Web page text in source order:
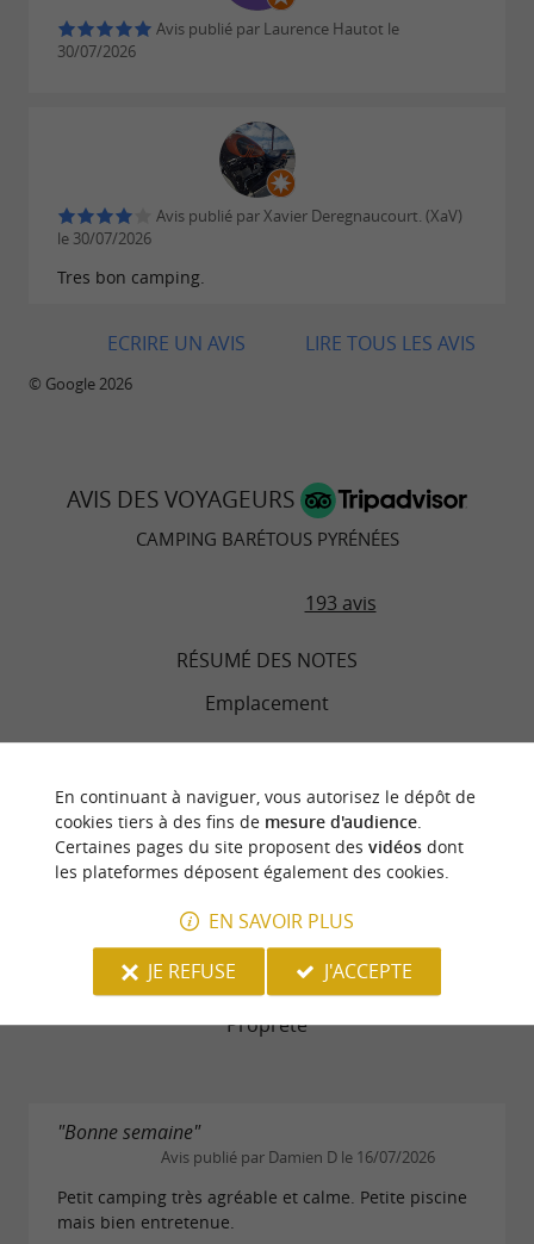
Avis publié par Laurence Hautot le
30/07/2026
Avis publié par Xavier Deregnaucourt. (XaV)
le 30/07/2026
Tres bon camping.
LIRE TOUS LES AVIS
ECRIRE UN AVIS
© Google 2026
AVIS DES VOYAGEURS
CAMPING BARÉTOUS PYRÉNÉES
193 avis
RÉSUMÉ DES NOTES
Emplacement
Chambres
Qualité/prix
Propreté
"Bonne semaine"
Avis publié par Damien D le 16/07/2026
Petit camping très agréable et calme. Petite piscine
mais bien entretenue.
En continuant à naviguer, vous autorisez le dépôt de
cookies tiers à des fins de mesure d'audience.
Certaines pages du site proposent des vidéosdont
les plateformes déposent également des cookies.
EN SAVOIR PLUS
JE REFUSE
J'ACCEPTE